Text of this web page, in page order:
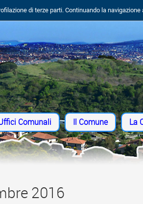
di terze parti. Continuando la
Comunali Il Comune La
2016